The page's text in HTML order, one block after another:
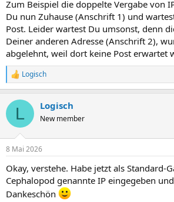
Zum Beispiel die doppelte Vergabe von
Du nun Zuhause (Anschrift 1) und
Post. Leider wartest Du umsonst, denn
Deiner anderen Adresse (Anschrift 2),
abgelehnt, weil dort keine Post erwartet
R
e
k
i
e
:
Logisch
L Logisch
New member
8 Mai 2026
Okay, verstehe. Habe jetzt als Standard-
Cephalopod genannte IP eingegeben
Dankeschön